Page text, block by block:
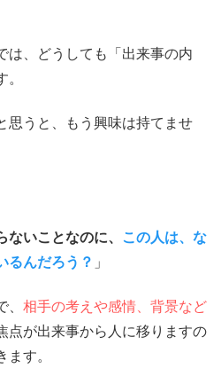
は、どうしても「出来事の内
思うと、もう興味は持てませ
いことなのに、
この人は、な
るんだろう？ 」
相手の考えや感情、背景など
点が出来事から人に移りますの
す。